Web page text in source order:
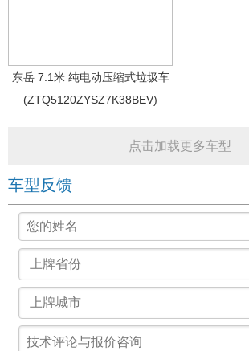
东岳 7.1米 纯电动压缩式垃圾车
(ZTQ5120ZYSZ7K38BEV)
点击加载更多车型
车型反馈